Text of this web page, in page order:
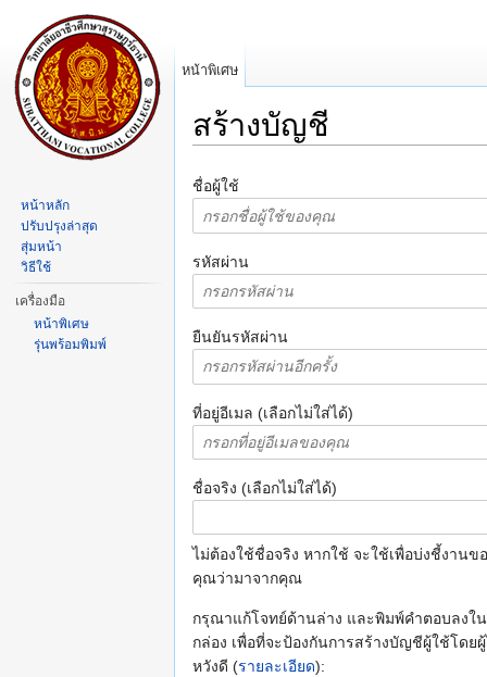
สร้างบัญชี
ชื่อผู้ใช้
รหัสผ่าน
ยืนยันรหัสผ่าน
ที่อยู่อีเมล (เลือกไม่ใส่ได้)
ชื่อจริง (เลือกไม่ใส่ได้)
ไม่ต้องใช้ชื่อจริง หากใช้ จะใช้เพื่อบ่งชี้งานข
คุณว่ามาจากคุณ
กรุณาแก้โจทย์ด้านล่าง และพิมพ์คำตอบลงใน
กล่อง เพื่อที่จะป้องกันการสร้างบัญชีผู้ใช้โดย
หวังดี (รายละเอียด):
หน้าพิเศษ
หน้าหลัก
ปรับปรุงล่าสุด
สุ่มหน้า
วิธีใช้
เครื่องมือ
หน้าพิเศษ
รุ่นพร้อมพิมพ์